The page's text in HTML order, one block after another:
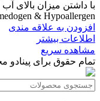
& Hypoallergen
افزودن به علاقه مندی
اطلاعات بیشتر
مشاهده سریع
تمام حقوق برای